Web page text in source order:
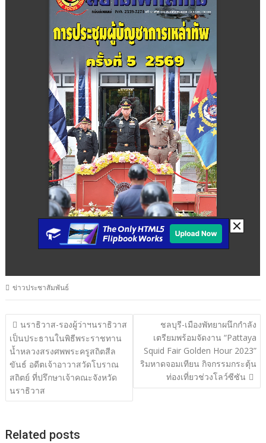
ข่าวประชาสัมพันธ์
แนะแนว
เรื่อง
นราธิวาส-รองผู้ว่าฯนราธิวาส
เป็นประธานในพิธีพระราชทาน
น้ำหลวงสรงศพพระครูสถิตสีล
ขันธ์ อดีตเจ้าอาวาสวัดโบราณ
สถิตย์ ที่ปรึกษาเจ้าคณะจังหวัด
นราธิวาส
ชลบุรี-เมืองพัทยาผนึกกำลัง
เตรียมพร้อมจัดงาน “Pattaya
Squid Fair Golden Hour 2023”
ริมหาดจอมเทียน กิจกรรมกระตุ้น
ท่องเที่ยวช่วงโลว์ซีซัน
Related posts